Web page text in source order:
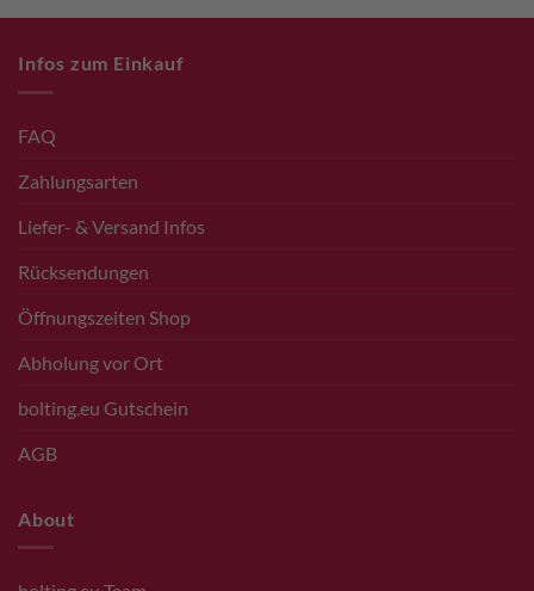
Infos zum Einkauf
FAQ
Zahlungsarten
Liefer- & Versand Infos
Rücksendungen
Öffnungszeiten Shop
Abholung vor Ort
bolting.eu Gutschein
AGB
About